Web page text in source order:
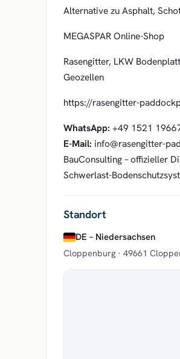
Alternative zu Asphalt,
MEGASPAR Online-Shop
Rasengitter, LKW
Geozellen
https://rasengitter-
WhatsApp: +49 1521
E-Mail: info@rasengitter-
BauConsulting – offizieller
Schwerlast-
Standort
DE – Niedersachsen
Cloppenburg · 49661